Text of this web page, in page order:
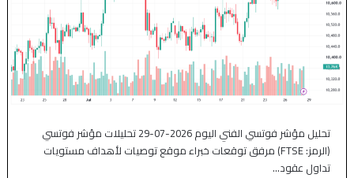
تحليل مؤشر فوتسي الفني اليوم 2026-07-29 تحليلات مؤشر فوتسي
(الرمز: FTSE) مرفق توقعات خبراء موقع توصيات لأهداف مستويات
تداول عقود…